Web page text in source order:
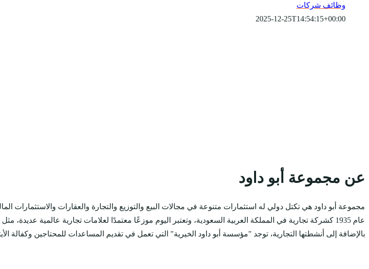
وظائف شركات
2025-12-25T14:54:15+00:00
عن مجموعة أبو داود
مجموعة أبو داود هي تكتل دولي له استثمارات متنوعة في مجالات البيع والتوزيع والتجارة والعقارات والاستثمارات
بالإضافة إلى أنشطتها التجارية، توجد "مؤسسة أبو داود الخيرية" التي تعمل في تقديم المساعدات للمحتاجين وكفالة